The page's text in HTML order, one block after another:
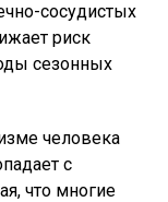
сосудистых
риск
сезонных
человека
с
что многие